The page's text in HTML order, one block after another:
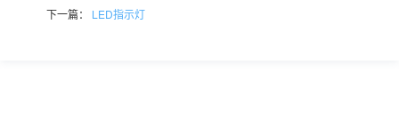
下一篇： LED指示灯